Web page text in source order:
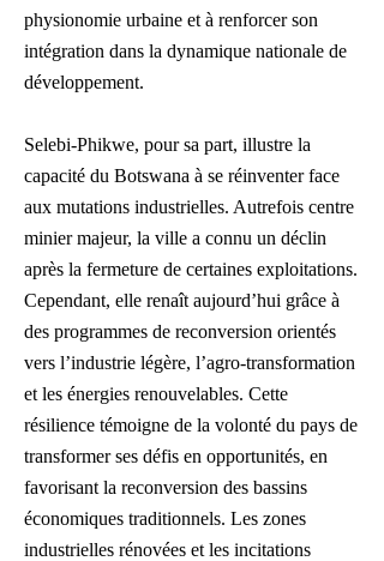
physionomie urbaine et à renforcer son
intégration dans la dynamique nationale de
développement.
Selebi-Phikwe, pour sa part, illustre la
capacité du Botswana à se réinventer face
aux mutations industrielles. Autrefois centre
minier majeur, la ville a connu un déclin
après la fermeture de certaines exploitations.
Cependant, elle renaît aujourd’hui grâce à
des programmes de reconversion orientés
vers l’industrie légère, l’agro-transformation
et les énergies renouvelables. Cette
résilience témoigne de la volonté du pays de
transformer ses défis en opportunités, en
favorisant la reconversion des bassins
économiques traditionnels. Les zones
industrielles rénovées et les incitations